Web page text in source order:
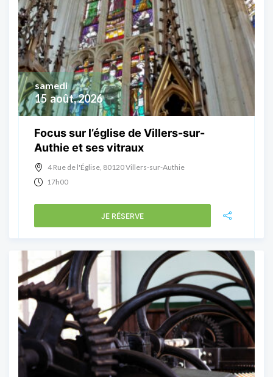
15 août, 2026
samedi
Focus sur l’église de Villers-sur-
Authie et ses vitraux
4 Rue de l'Église, 80120 Villers-sur-Authie
17h00
JE RÉSERVE